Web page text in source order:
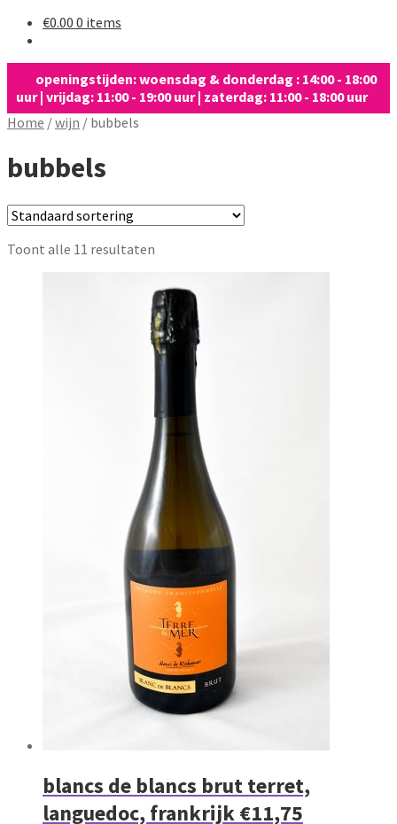
€0.00 0 items
openingstijden: woensdag & donderdag : 14:00 - 18:00
uur | vrijdag: 11:00 - 19:00 uur | zaterdag: 11:00 - 18:00 uur
Home /wijn / bubbels
bubbels
Toont alle 11 resultaten
blancs de blancs brut terret,
languedoc, frankrijk €11,75